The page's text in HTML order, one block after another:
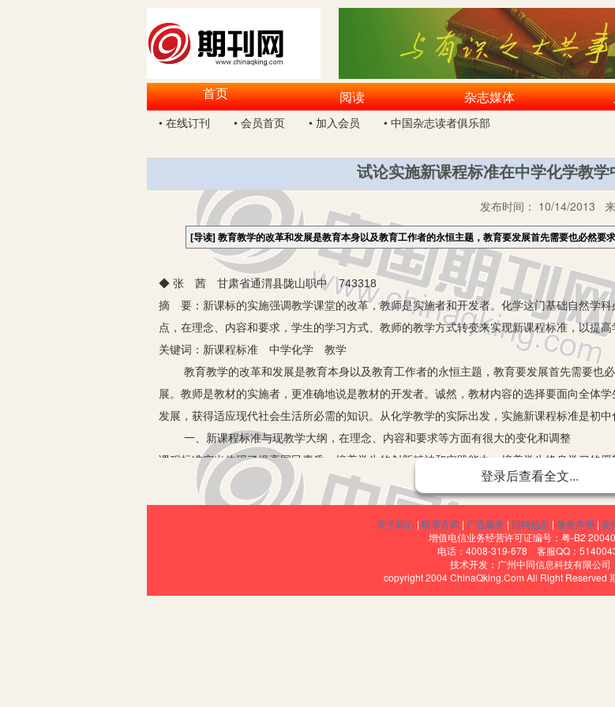
首页 阅读 杂志媒体
• 在线订刊
• 会员首页 • 加入会员 • 中国杂志读者俱乐部
试论实施新课程标准在中学化学教学
发布时间： 10/14/2013
[导读]教育教学的改革和发展是教育本身以及教育工作者的永恒主题，教育要发展首先需要也必然要求
◆ 张 茜 甘肃省通渭县陇山职中 743318
摘 要：新课标的实施强调教学课堂的改革，教师是实施者和开发者。化学这门基础自然学
点，在理念、内容和要求，学生的学习方式、教师的教学方式转变来实现新课程标准，以提高
关键词：新课程标准 中学化学 教学
教育教学的改革和发展是教育本身以及教育工作者的永恒主题，教育要发展首先需要也
展。教师是教材的实施者，更准确地说是教材的开发者。诚然，教材内容的选择要面向全体
发展，获得适应现代社会生活所必需的知识。从化学教学的实际出发，实施新课程标准是初
一、新课程标准与现教学大纲，在理念、内容和要求等方面有很大的变化和调整
课程标准突出体现了提高国民素质，培养学生的创新精神和实践能力，培养学生终身学习的
体美等全面发展的社会主义事业的建设者和接班人奠定基础的宗旨。而教学大纲侧重在使学
一些重要的化合物的基础知识，学习一些化学实验和计算的基本技能，初步认识化学在实际中
与教学大纲相比，课程标准的具体目标从知识与技能、通过和方法、情感态度与价值观
1.改变了过于注重知识传授的倾向，强调形成积极主动的学习态度，使获得基础知识与
登录后查看全文...
关于我们 | 联系方式 | 广告服务 | 招聘信息 | 服务声明 | 友
增值电信业务经营许可证编号：粤-B2
电话：4008-319-678 客服QQ：
技术开发：广州中同信息科技有限公司
copyright 2004 ChinaQking.Com All Right Reserved